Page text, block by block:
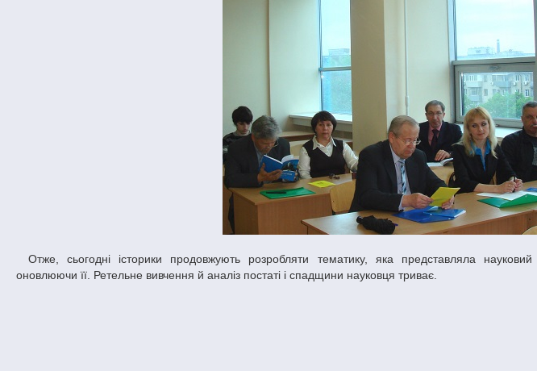
Отже, сьогодні історики продовжують розробляти тематику, яка представляла науковий інтерес Анатолія Черненка, осучаснюючи й
оновлюючи її. Ретельне вивчення й аналіз постаті і спадщини науковця триває.